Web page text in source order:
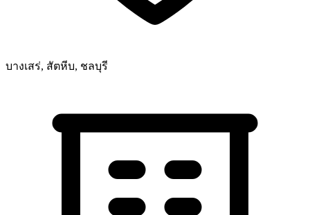
บางเสร่, สัตหีบ, ชลบุรี